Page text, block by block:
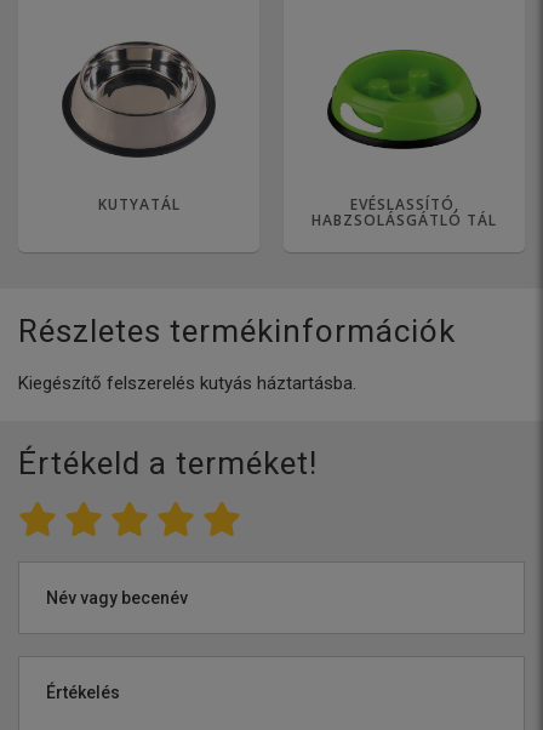
KUTYATÁL EVÉSLASSÍTÓ,
HABZSOLÁSGÁTLÓ TÁL
Részletes termékinformációk
Kiegészítő felszerelés kutyás háztartásba.
Értékeld a terméket!
Név vagy becenév
Értékelés